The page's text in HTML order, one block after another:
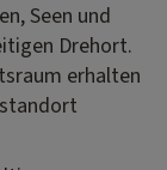
Seen und
Drehort.
erhalten